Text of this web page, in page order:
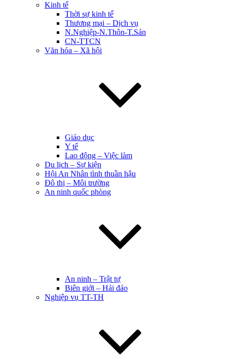
Kinh tế
Thời sự kinh tế
Thương mại – Dịch vụ
N.Nghiệp-N.Thôn-T.Sản
CN-TTCN
Văn hóa – Xã hội
Giáo dục
Y tế
Lao động – Việc làm
Du lịch – Sự kiện
Hội An Nhân tình thuần hậu
Đô thị – Môi trường
An ninh quốc phòng
An ninh – Trật tự
Biên giới – Hải đảo
Nghiệp vụ TT-TH